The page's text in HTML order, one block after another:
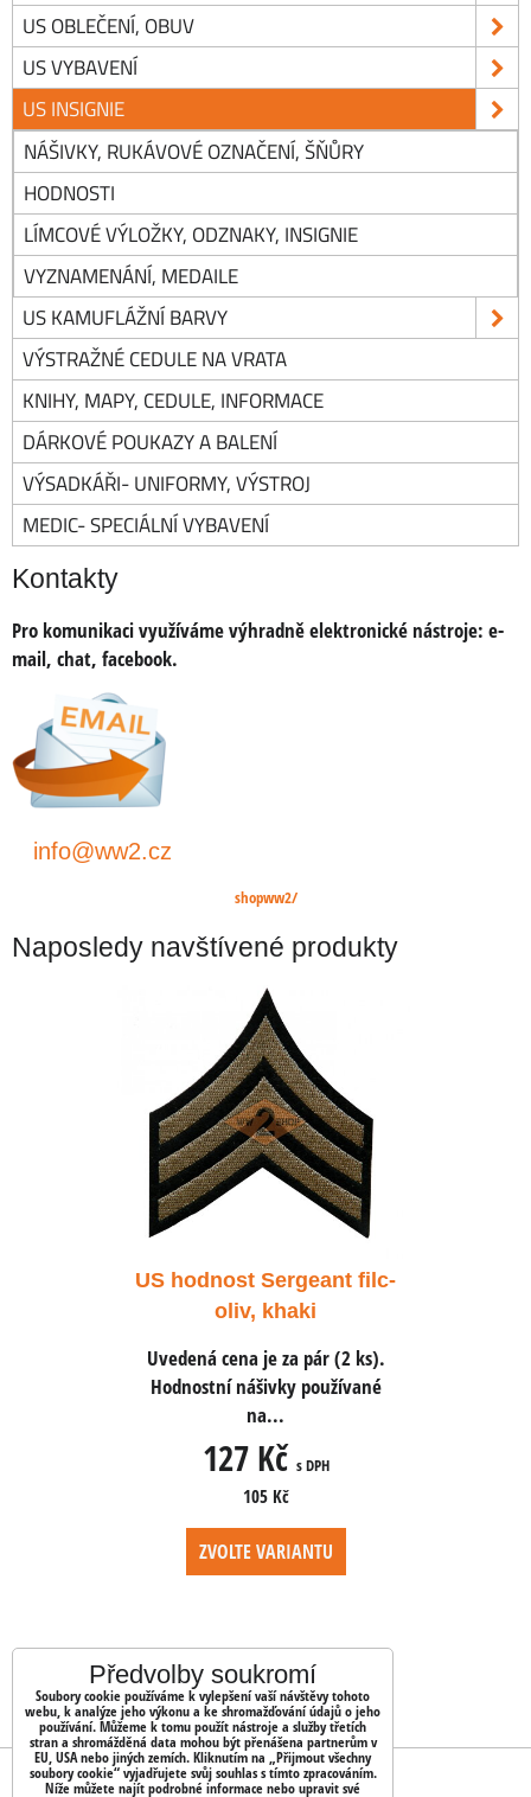
US OBLEČENÍ, OBUV
US VYBAVENÍ
US INSIGNIE
NÁŠIVKY, RUKÁVOVÉ OZNAČENÍ, ŠŇŮRY
HODNOSTI
LÍMCOVÉ VÝLOŽKY, ODZNAKY, INSIGNIE
VYZNAMENÁNÍ, MEDAILE
US KAMUFLÁŽNÍ BARVY
VÝSTRAŽNÉ CEDULE NA VRATA
KNIHY, MAPY, CEDULE, INFORMACE
DÁRKOVÉ POUKAZY A BALENÍ
VÝSADKÁŘI- UNIFORMY, VÝSTROJ
MEDIC- SPECIÁLNÍ VYBAVENÍ
Kontakty
Pro komunikaci využíváme výhradně elektronické nástroje: e-
mail, chat, facebook.
info@ww2.cz
shopww2/
Naposledy navštívené produkty
US hodnost Sergeant filc-
oliv, khaki
Uvedená cena je za pár (2 ks).
Hodnostní nášivky používané
na...
127 Kč s DPH
105 Kč
ZVOLTE VARIANTU
OBJEDNÁVKY
Předvolby soukromí
Soubory cookie používáme k vylepšení vaší návštěvy tohoto
webu, k analýze jeho výkonu a ke shromažďování údajů o jeho
používání. Můžeme k tomu použít nástroje a služby třetích
stran a shromážděná data mohou být přenášena partnerům v
EU, USA nebo jiných zemích. Kliknutím na „Přijmout všechny
soubory cookie“ vyjadřujete svůj souhlas s tímto zpracováním.
Níže můžete najít podrobné informace nebo upravit své